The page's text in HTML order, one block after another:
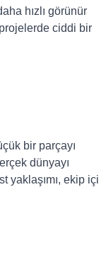
hızlı görünür
ciddi bir
bir parçayı
dünyayı
yaklaşımı, ekip içi